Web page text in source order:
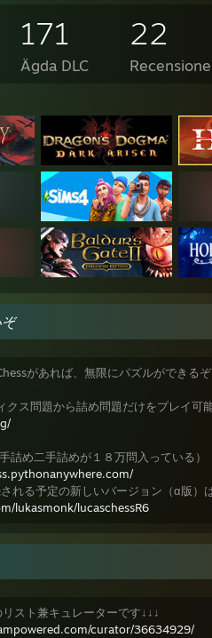
171
Ägda DLC
22
があれば、無限にパズルができるぞ
クス問題から詰め問題だけをプレイ可能
詰め二手詰めが１８万問入っている）
れる予定の新しいバージョン（α版）
lukasmonk/lucaschessR6
スト兼キュレーターです↓↓↓
curator/36634929/